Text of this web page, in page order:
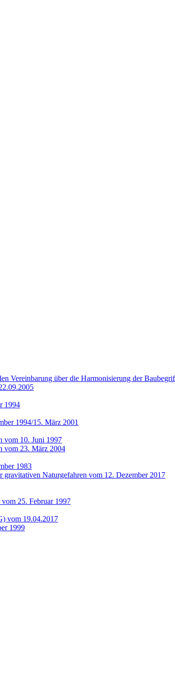
Vereinbarung über die Harmonisierung der
1994
1994/15. März 2001
vom 10. Juni 1997
vom 23. März 2004
1983
gravitativen Naturgefahren vom 12. Dezember 2017
vom 25. Februar 1997
vom 19.04.2017
1999